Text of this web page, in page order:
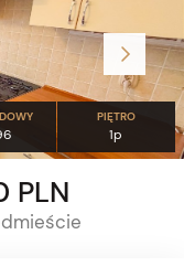
PIĘTRO
1p
PLN